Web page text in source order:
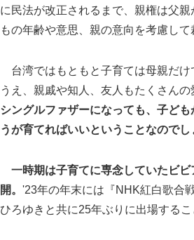
に民法が改正されるまで、親権は父
もの年齢や意思、親の意向を考慮し
台湾ではもともと子育ては母親だけ
うえ、親戚や知人、友人もたくさん
シングルファザーになっても、子ど
うが育てればいいということなのでし
一時期は子育てに専念していたビ
開。 '23年の年末には『NHK紅白歌合
ひろゆきと共に25年ぶりに出場するこ